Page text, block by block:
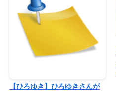
【ひろゆき】ひろゆきさんが